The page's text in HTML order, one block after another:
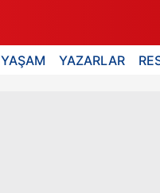
YAŞAM YAZARLAR